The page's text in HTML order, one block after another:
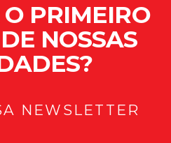
O PRIMEIRO
NOSSAS
NEWSLETTER